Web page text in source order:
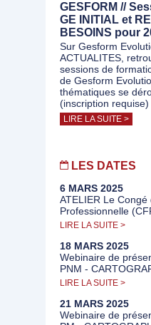
GESFORM //
GE INITIAL et
BESOINS pour
Sur Gesform
ACTUALITES,
sessions de
de Gesform
thématiques se
(inscription
LIRE LA SUITE >
LES DATES
6 MARS 2025
ATELIER Le
Professionnelle
LIRE LA SUITE >
18 MARS 2025
Webinaire de
PNM -
LIRE LA SUITE >
21 MARS 2025
Webinaire de